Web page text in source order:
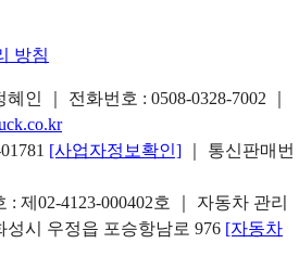
방침
혜인 ｜ 전화번호 : 0508-0328-7002
[사업자정보확인]
｜ 통신판매번
제02-4123-000402호 ｜ 자동차 관리
시 우정읍 포승항남로 976 [자동차